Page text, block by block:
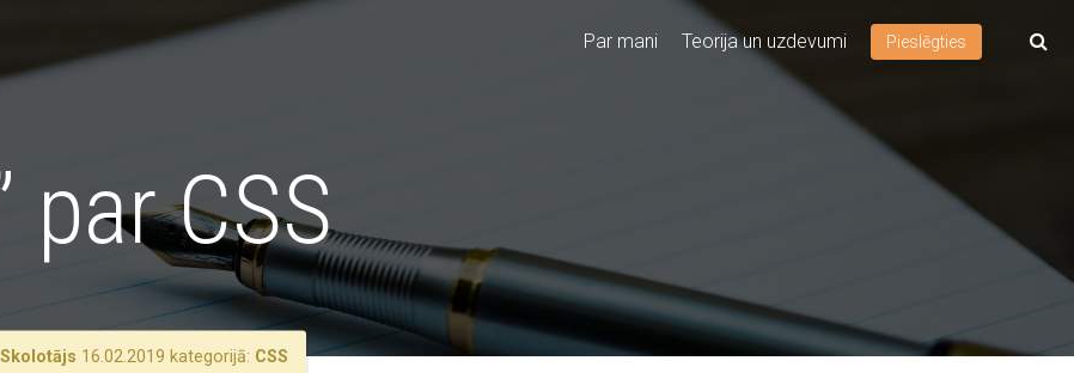
Par mani Teorija un uzdevumi Pieslēgties
par CSS
Skolotājs 16.02.2019 kategorijā: CSS